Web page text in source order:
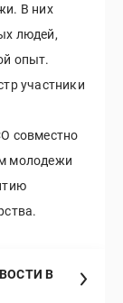
В них
людей,
опыт.
участники
совместно
молодежи
В